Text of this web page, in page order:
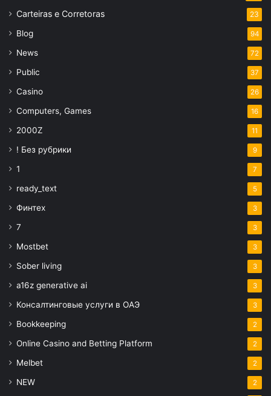
Carteiras e Corretoras 23
Blog 94
News 72
Public 37
Casino 26
Computers, Games 16
2000Z 11
! Без рубрики 9
1 7
ready_text 5
Финтех 3
7 3
Mostbet 3
Sober living 3
a16z generative ai 3
Консалтинговые услуги в ОАЭ 3
Bookkeeping 2
Online Casino and Betting Platform 2
Melbet 2
NEW 2